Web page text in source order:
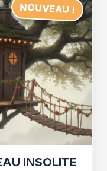
NOUVEAU !
INSOLITE